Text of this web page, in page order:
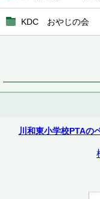
KDC おやじの会
川和東小学校PTAの